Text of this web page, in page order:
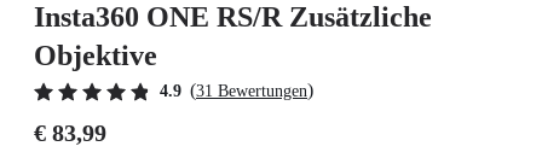
Insta360 ONE RS/R Zusätzliche
Objektive
4.9 (31 Bewertungen)
€ 83,99